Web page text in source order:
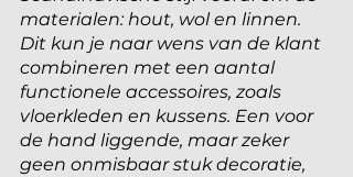
materialen: hout, wol en linnen.
Dit kun je naar wens van de klant
combineren met een aantal
functionele accessoires, zoals
vloerkleden en kussens. Een voor
de hand liggende, maar zeker
geen onmisbaar stuk decoratie,